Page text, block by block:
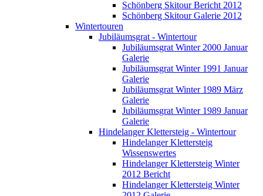
Schönberg Skitour Bericht 2012
Schönberg Skitour Galerie 2012
Wintertouren
Jubiläumsgrat - Wintertour
Jubiläumsgrat Winter 2000 Januar
Galerie
Jubiläumsgrat Winter 1991 Januar
Galerie
Jubiläumsgrat Winter 1989 März
Galerie
Jubiläumsgrat Winter 1989 Januar
Galerie
Hindelanger Klettersteig - Wintertour
Hindelanger Klettersteig
Wissenswertes
Hindelanger Klettersteig Winter
2012 Bericht
Hindelanger Klettersteig Winter